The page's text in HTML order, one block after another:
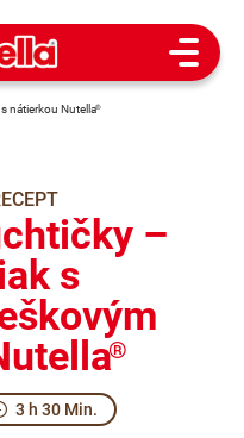
Open
nátierkou Nutella®
–
s
®
3 h 30 Min.